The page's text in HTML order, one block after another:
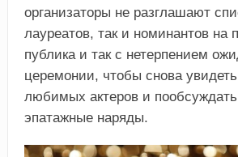
организаторы не разглашают
лауреатов, так и номинантов
публика и так с нетерпением
церемонии, чтобы снова
любимых актеров и
эпатажные наряды.